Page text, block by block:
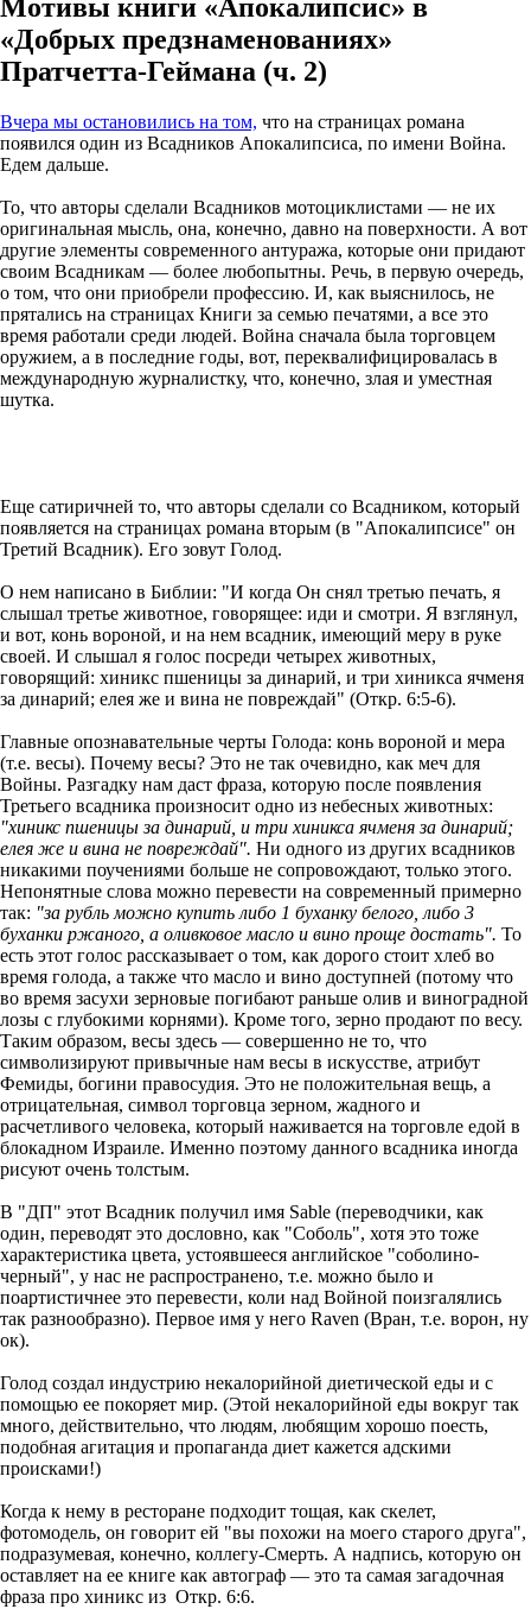
Мотивы книги «Апокалипсис» в
«Добрых предзнаменованиях»
Пратчетта-Геймана (ч. 2)
Вчера мы остановились на том, что на страницах романа
появился один из Всадников Апокалипсиса, по имени Война.
Едем дальше.
То, что авторы сделали Всадников мотоциклистами — не их
оригинальная мысль, она, конечно, давно на поверхности. А вот
другие элементы современного антуража, которые они придают
своим Всадникам — более любопытны. Речь, в первую очередь,
о том, что они приобрели профессию. И, как выяснилось, не
прятались на страницах Книги за семью печатями, а все это
время работали среди людей. Война сначала была торговцем
оружием, а в последние годы, вот, переквалифицировалась в
международную журналистку, что, конечно, злая и уместная
шутка.
Еще сатиричней то, что авторы сделали со Всадником, который
появляется на страницах романа вторым (в "Апокалипсисе" он
Третий Всадник). Его зовут Голод.
О нем написано в Библии: "И когда Он снял третью печать, я
слышал третье животное, говорящее: иди и смотри. Я взглянул,
и вот, конь вороной, и на нем всадник, имеющий меру в руке
своей. И слышал я голос посреди четырех животных,
говорящий: хиникс пшеницы за динарий, и три хиникса ячменя
за динарий; елея же и вина не повреждай" (Откр. 6:5-6).
Главные опознавательные черты Голода: конь вороной и мера
(т.е. весы). Почему весы? Это не так очевидно, как меч для
Войны. Разгадку нам даст фраза, которую после появления
Третьего всадника произносит одно из небесных животных:
"хиникс пшеницы за динарий, и три хиникса ячменя за динарий;
елея же и вина не повреждай". Ни одного из других всадников
никакими поучениями больше не сопровождают, только этого.
Непонятные слова можно перевести на современный примерно
так: "за рубль можно купить либо 1 буханку белого, либо 3
буханки ржаного, а оливковое масло и вино проще достать". То
есть этот голос рассказывает о том, как дорого стоит хлеб во
время голода, а также что масло и вино доступней (потому что
во время засухи зерновые погибают раньше олив и виноградной
лозы с глубокими корнями). Кроме того, зерно продают по весу.
Таким образом, весы здесь — совершенно не то, что
символизируют привычные нам весы в искусстве, атрибут
Фемиды, богини правосудия. Это не положительная вещь, а
отрицательная, символ торговца зерном, жадного и
расчетливого человека, который наживается на торговле едой в
блокадном Израиле. Именно поэтому данного всадника иногда
рисуют очень толстым.
В "ДП" этот Всадник получил имя Sable (переводчики, как
один, переводят это дословно, как "Соболь", хотя это тоже
характеристика цвета, устоявшееся английское "соболино-
черный", у нас не распространено, т.е. можно было и
поартистичнее это перевести, коли над Войной поизгалялись
так разнообразно). Первое имя у него Raven (Вран, т.е. ворон, ну
ок).
Голод создал индустрию некалорийной диетической еды и с
помощью ее покоряет мир. (Этой некалорийной еды вокруг так
много, действительно, что людям, любящим хорошо поесть,
подобная агитация и пропаганда диет кажется адскими
происками!)
Когда к нему в ресторане подходит тощая, как скелет,
фотомодель, он говорит ей "вы похожи на моего старого друга",
подразумевая, конечно, коллегу-Смерть. А надпись, которую он
оставляет на ее книге как автограф — это та самая загадочная
фраза про хиникс из Откр. 6:6.